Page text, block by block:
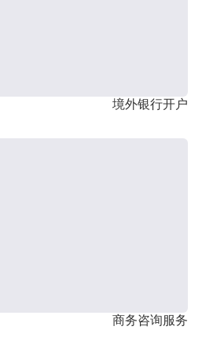
境外银行开户
商务咨询服务